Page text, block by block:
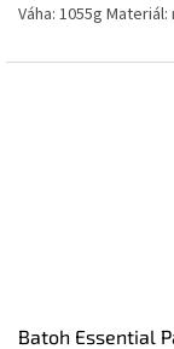
Váha: 1055g
Batoh Essential